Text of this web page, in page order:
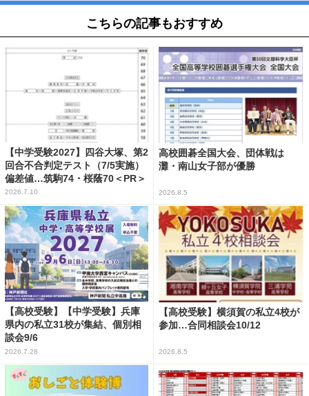
こちらの記事もおすすめ
【中学受験2027】四谷大塚、第2
回合不合判定テスト（7/5実施）
偏差値…筑駒74・桜蔭70＜PR＞
2026.7.10
高校囲碁全国大会、団体戦は
灘・南山女子部が優勝
2026.8.5
【高校受験】【中学受験】兵庫
県内の私立31校が集結、個別相
談会9/6
2026.7.28
【高校受験】横須賀の私立4校が
参加…合同相談会10/12
2026.8.5